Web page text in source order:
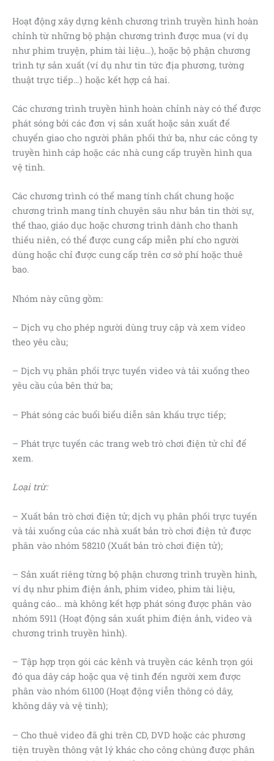
Hoạt động xây dựng kênh chương trình truyền hình hoàn
chỉnh từ những bộ phận chương trình được mua (ví dụ
như phim truyện, phim tài liệu…), hoặc bộ phận chương
trình tự sản xuất (ví dụ như tin tức địa phương, tường
thuật trực tiếp…) hoặc kết hợp cả hai.
Các chương trình truyền hình hoàn chỉnh này có thể được
phát sóng bởi các đơn vị sản xuất hoặc sản xuất để
chuyển giao cho người phân phối thứ ba, như các công ty
truyền hình cáp hoặc các nhà cung cấp truyền hình qua
vệ tinh.
Các chương trình có thể mang tính chất chung hoặc
chương trình mang tính chuyên sâu như bản tin thời sự,
thể thao, giáo dục hoặc chương trình dành cho thanh
thiếu niên, có thể được cung cấp miễn phí cho người
dùng hoặc chỉ được cung cấp trên cơ sở phí hoặc thuê
bao.
Nhóm này cũng gồm:
– Dịch vụ cho phép người dùng truy cập và xem video
theo yêu cầu;
– Dịch vụ phân phối trực tuyến video và tải xuống theo
yêu cầu của bên thứ ba;
– Phát sóng các buổi biểu diễn sân khấu trực tiếp;
– Phát trực tuyến các trang web trò chơi điện tử chỉ để
xem.
Loại trừ:
– Xuất bản trò chơi điện tử; dịch vụ phân phối trực tuyến
và tải xuống của các nhà xuất bản trò chơi điện tử được
phân vào nhóm 58210 (Xuất bản trò chơi điện tử);
– Sản xuất riêng từng bộ phận chương trình truyền hình,
ví dụ như phim điện ảnh, phim video, phim tài liệu,
quảng cáo… mà không kết hợp phát sóng được phân vào
nhóm 5911 (Hoạt động sản xuất phim điện ảnh, video và
chương trình truyền hình).
– Tập hợp trọn gói các kênh và truyền các kênh trọn gói
đó qua dây cáp hoặc qua vệ tinh đến người xem được
phân vào nhóm 61100 (Hoạt động viễn thông có dây,
không dây và vệ tinh);
– Cho thuê video đã ghi trên CD, DVD hoặc các phương
tiện truyền thông vật lý khác cho công chúng được phân